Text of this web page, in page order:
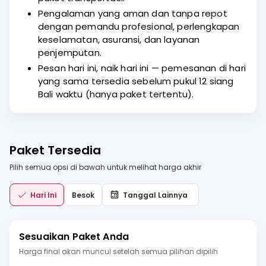
Pengalaman yang aman dan tanpa repot
dengan pemandu profesional, perlengkapan
keselamatan, asuransi, dan layanan
penjemputan.
Pesan hari ini, naik hari ini — pemesanan di hari
yang sama tersedia sebelum pukul 12 siang
Bali waktu (hanya paket tertentu).
Paket Tersedia
Pilih semua opsi di bawah untuk melihat harga akhir
Hari Ini Besok Tanggal Lainnya
Sesuaikan Paket Anda
Harga final akan muncul setelah semua pilihan dipilih